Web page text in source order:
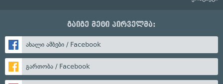
გაიგე მეტი პირველმა:
ახალი ამბები / Facebook
გართობა / Facebook